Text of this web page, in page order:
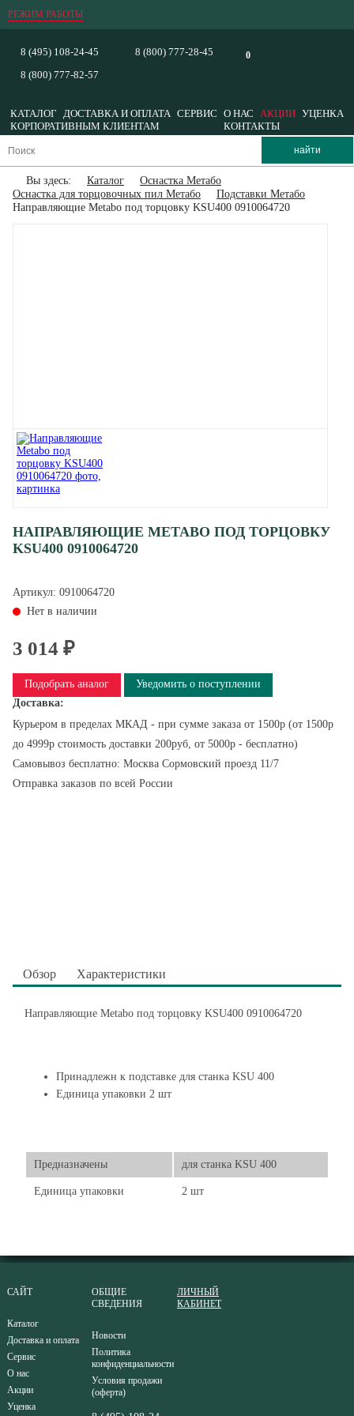
РЕЖИМ РАБОТЫ
0
8 (495) 108-24-45
8 (800) 777-82-57
8 (800) 777-28-45
КАТАЛОГ ДОСТАВКА И ОПЛАТА СЕРВИС О НАС АКЦИИ УЦЕНКА
КОРПОРАТИВНЫМ КЛИЕНТАМ
КОНТАКТЫ
Вы здесь: Каталог
Оснастка Метабо
Оснастка для торцовочных пил Метабо
Подставки Метабо
Направляющие Metabo под торцовку KSU400 0910064720
НАПРАВЛЯЮЩИЕ METABO ПОД ТОРЦОВКУ
KSU400 0910064720
Артикул: 0910064720
Нет в наличии
3 014 ₽
Подобрать аналог
Уведомить о поступлении
Доставка:
Курьером в пределах МКАД - при сумме заказа от 1500р (от 1500р
до 4999р стоимость доставки 200руб, от 5000р - бесплатно)
Самовывоз бесплатно: Москва Сормовский проезд 11/7
Отправка заказов по всей России
Обзор Характеристики
Направляющие Metabo под торцовку KSU400 0910064720
Принадлежн к подставке для станка KSU 400
Единица упаковки 2 шт
Предназначены для станка KSU 400
Единица упаковки 2 шт
САЙТ
Каталог
Доставка и оплата
Сервис
О нас
Акции
Уценка
ОБЩИЕ
СВЕДЕНИЯ
Новости
Политика
конфиденциальности
Условия продажи
(оферта)
ЛИЧНЫЙ
КАБИНЕТ